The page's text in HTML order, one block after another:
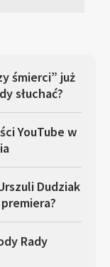
śmierci” już
słuchać?
YouTube w
Dudziak
Rady